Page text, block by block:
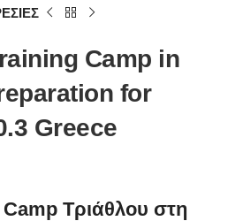
Camp in
for
Greece
Camp Τριάθλου στη